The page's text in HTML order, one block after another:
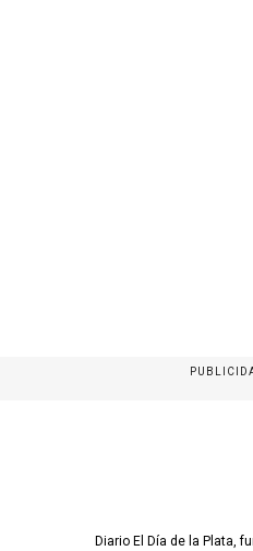
Diario El Día de la Plata,